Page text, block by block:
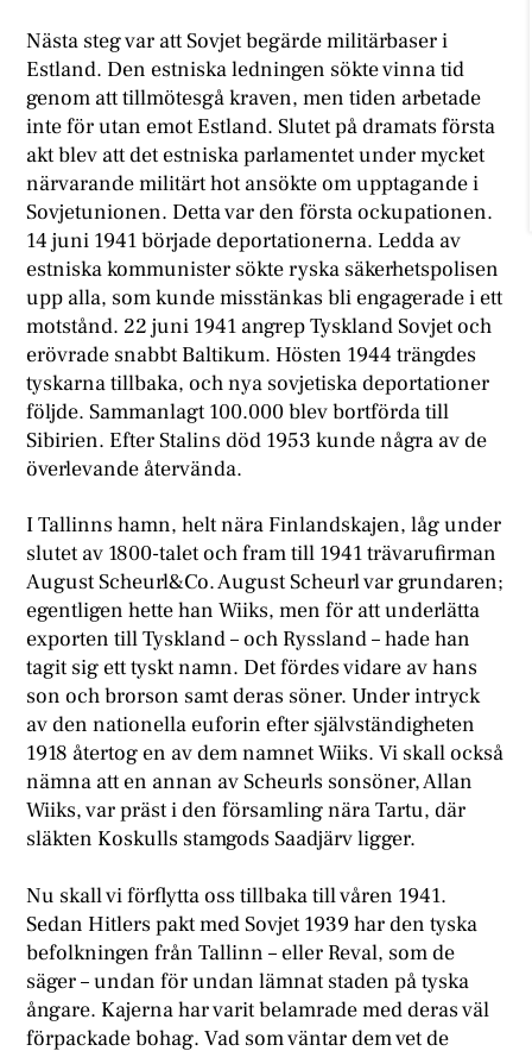
Nästa steg var att Sovjet begärde militärbaser i
Estland. Den estniska ledningen sökte vinna tid
genom att tillmötesgå kraven, men tiden arbetade
inte för utan emot Estland. Slutet på dramats första
akt blev att det estniska parlamentet under mycket
närvarande militärt hot ansökte om upptagande i
Sovjetunionen. Detta var den första ockupationen.
14 juni 1941 började deportationerna. Ledda av
estniska kommunister sökte ryska säkerhetspolisen
upp alla, som kunde misstänkas bli engagerade i ett
motstånd. 22 juni 1941 angrep Tyskland Sovjet och
erövrade snabbt Baltikum. Hösten 1944 trängdes
tyskarna tillbaka, och nya sovjetiska deportationer
följde. Sammanlagt 100.000 blev bortförda till
Sibirien. Efter Stalins död 1953 kunde några av de
överlevande återvända.
I Tallinns hamn, helt nära Finlandskajen, låg under
slutet av 1800-talet och fram till 1941 trävarufirman
August Scheurl&Co. August Scheurl var grundaren;
egentligen hette han Wiiks, men för att underlätta
exporten till Tyskland – och Ryssland – hade han
tagit sig ett tyskt namn. Det fördes vidare av hans
son och brorson samt deras söner. Under intryck
av den nationella euforin efter självständigheten
1918 återtog en av dem namnet Wiiks. Vi skall också
nämna att en annan av Scheurls sonsöner, Allan
Wiiks, var präst i den församling nära Tartu, där
släkten Koskulls stamgods Saadjärv ligger.
Nu skall vi förflytta oss tillbaka till våren 1941.
Sedan Hitlers pakt med Sovjet 1939 har den tyska
befolkningen från Tallinn – eller Reval, som de
säger – undan för undan lämnat staden på tyska
ångare. Kajerna har varit belamrade med deras väl
förpackade bohag. Vad som väntar dem vet de